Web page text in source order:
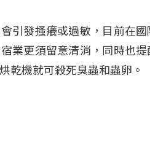
引發搔癢或過敏，目前在
業更須留意清消，同時也
乾機就可殺死臭蟲和蟲卵。